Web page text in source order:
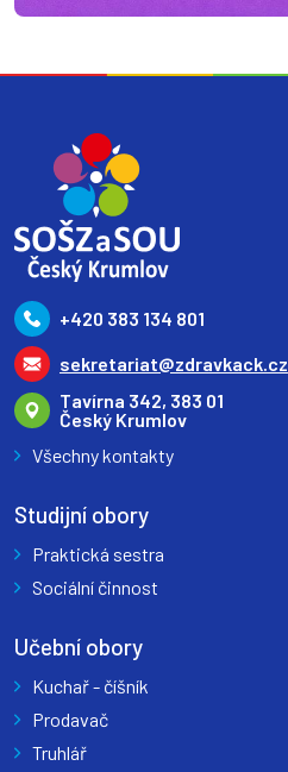
+420 383 134 801
sekretariat@zdravkack.cz
Tavírna 342, 383 01
Český Krumlov
Všechny kontakty
Studijní obory
Praktická sestra
Sociální činnost
Učební obory
Kuchař - číšník
Prodavač
Truhlář